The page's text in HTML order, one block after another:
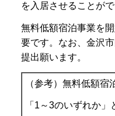
を入居させることが
無料低額宿泊事業を
要です。なお、金沢
提出願います。
（参考）無料低額宿
「1～3のいずれか